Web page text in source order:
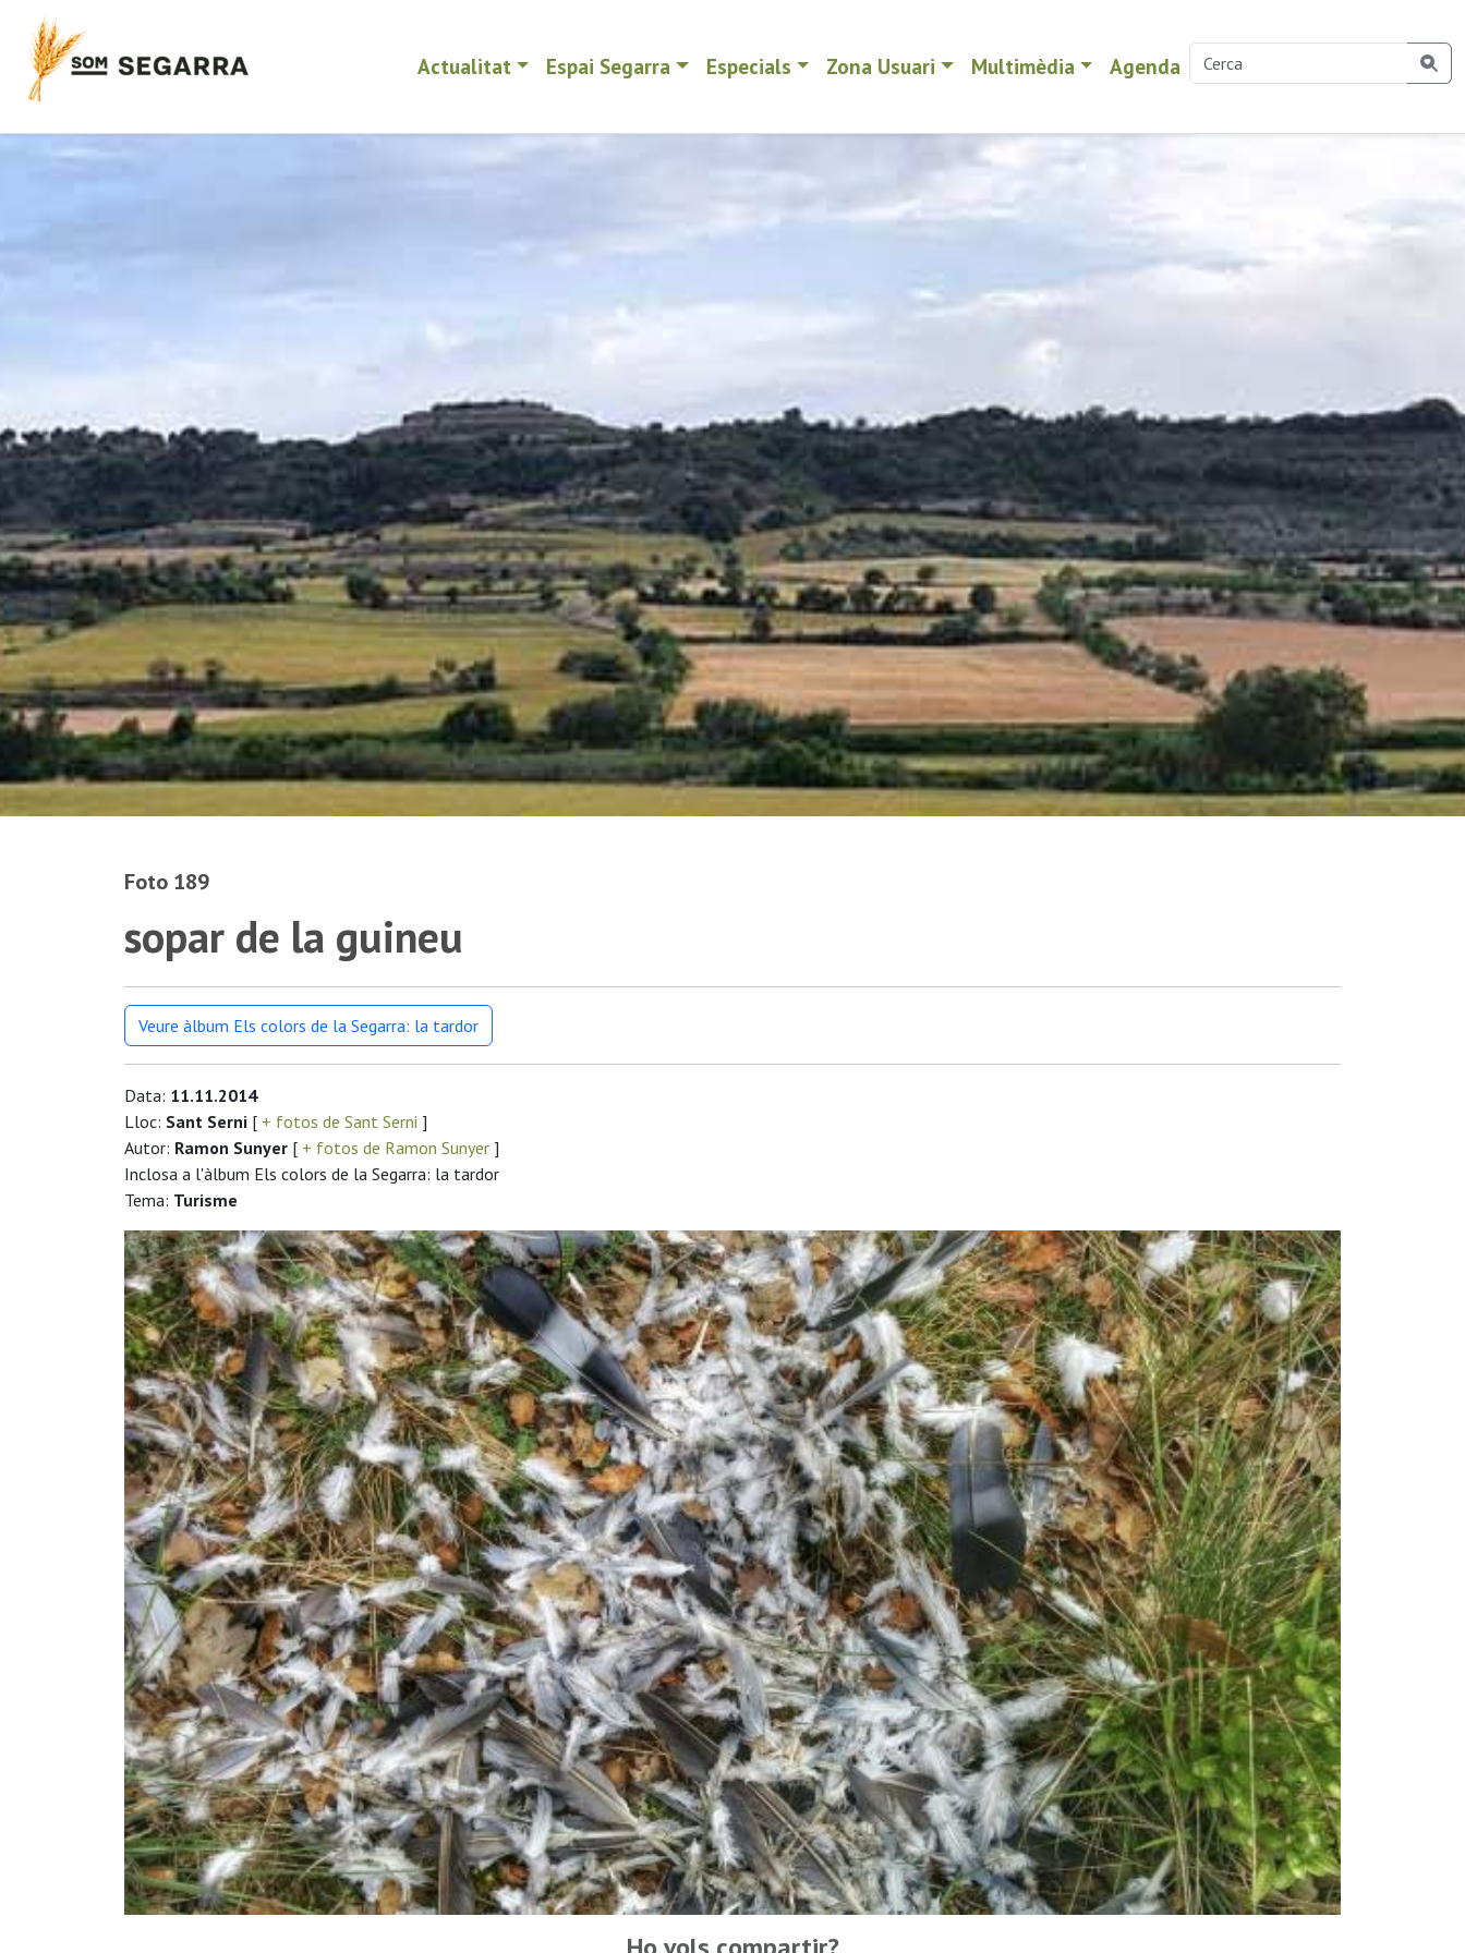
Actualitat Espai Segarra Especials Zona Usuari Multimèdia Agenda
Foto 189
sopar de la guineu
Veure àlbum Els colors de la Segarra: la tardor
Data: 11.11.2014
Lloc: Sant Serni [ + fotos de Sant Serni ]
Autor: Ramon Sunyer [ + fotos de Ramon Sunyer ]
Inclosa a l'àlbum Els colors de la Segarra: la tardor
Tema: Turisme